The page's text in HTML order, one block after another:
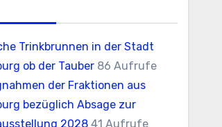
Trinkbrunnen in der Stadt
ob der Tauber 86 Aufrufe
der Fraktionen aus
bezüglich Absage zur
2028 41 Aufrufe